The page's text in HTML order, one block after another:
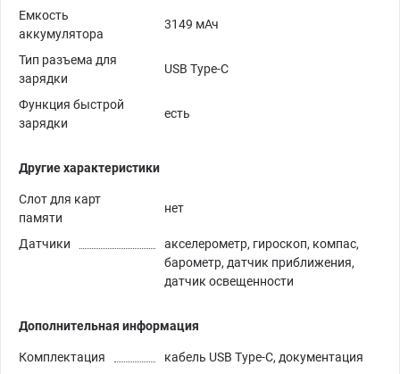
Емкость
аккумулятора
3149 мАч
Тип разъема для
зарядки
USB Type-C
Функция быстрой
зарядки
есть
Другие характеристики
Слот для карт
памяти
нет
Датчики
акселерометр, гироскоп, компас,
барометр, датчик приближения,
датчик освещенности
Дополнительная информация
Комплектация
кабель USB Type-C, документация